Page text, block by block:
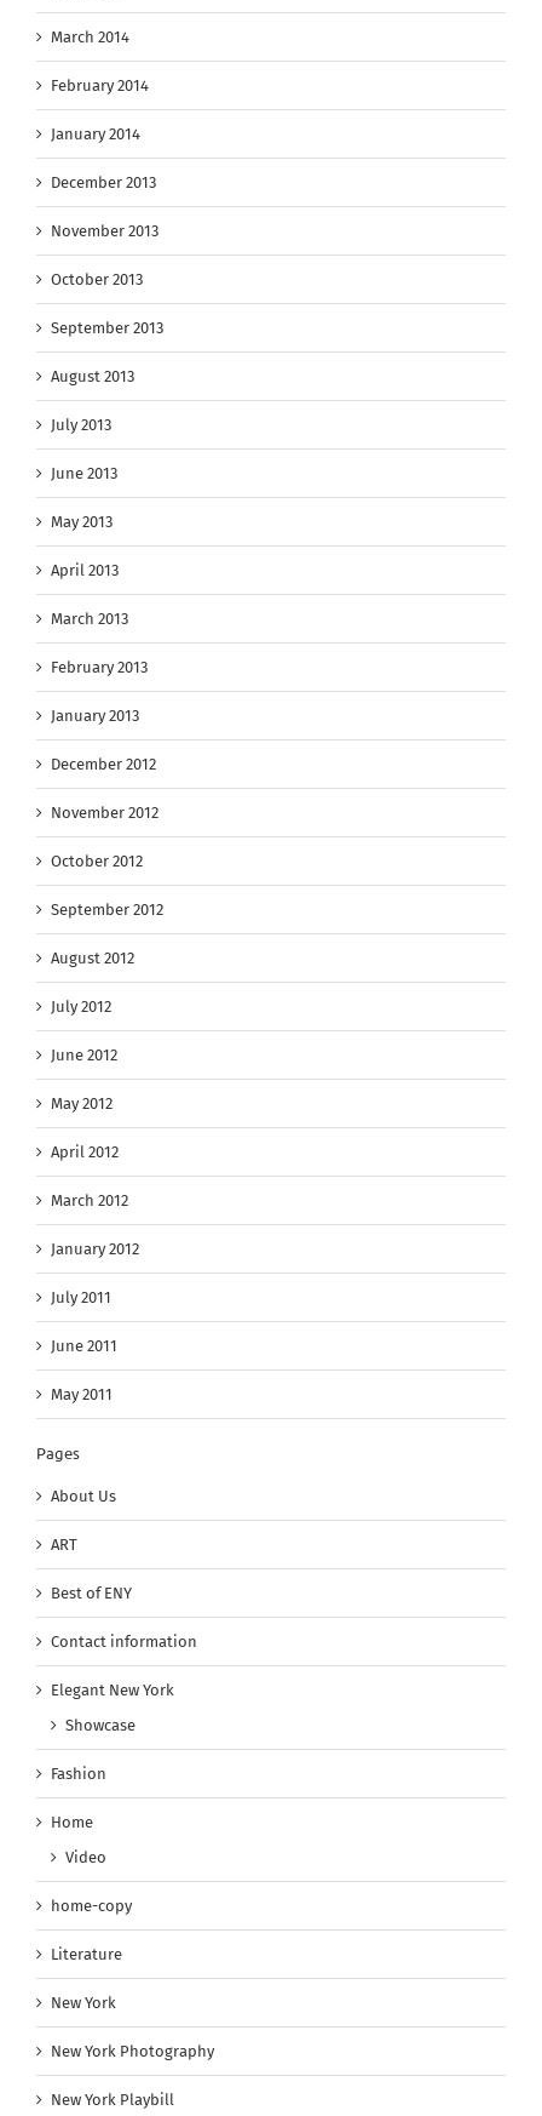
March 2014
February 2014
January 2014
December 2013
November 2013
October 2013
September 2013
August 2013
July 2013
June 2013
May 2013
April 2013
March 2013
February 2013
January 2013
December 2012
November 2012
October 2012
September 2012
August 2012
July 2012
June 2012
May 2012
April 2012
March 2012
January 2012
July 2011
June 2011
May 2011
Pages
About Us
ART
Best of ENY
Contact information
Elegant New York
Showcase
Fashion
Home
Video
home-copy
Literature
New York
New York Photography
New York Playbill